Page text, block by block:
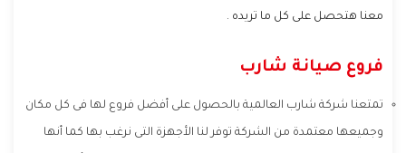
معنا هتحصل على كل ما تريده .
فروع صيانة شارب
تمتعنا شركة شارب العالمية بالحصول على أفضل فروع لها فى كل مكان
وجميعها معتمدة من الشركة توفر لنا الأجهزة التى نرغب بها كما أنها